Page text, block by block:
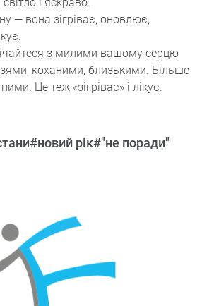
— вона зігріває, оновлює,
з милими вашому серцю
коханими, близькими. Більше
Це теж «зігріває» і лікує.
#новий рік#"не поради"